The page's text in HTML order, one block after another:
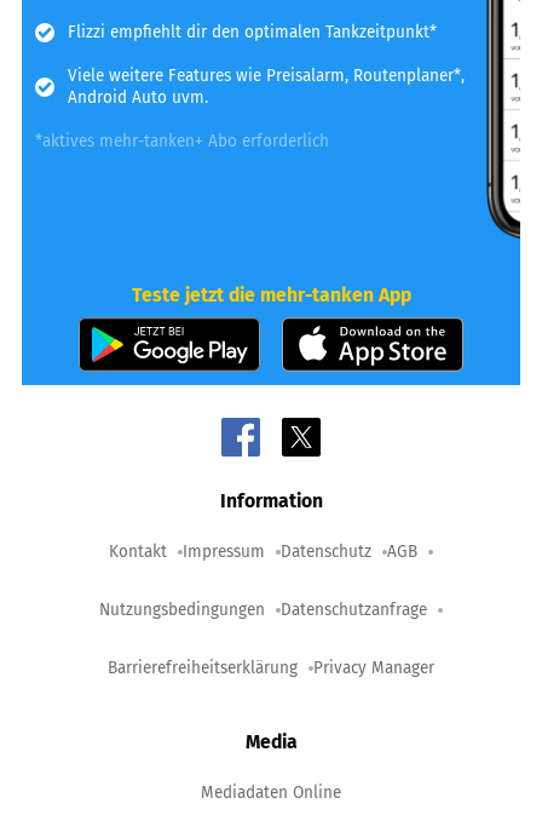
Flizzi empfiehlt dir den optimalen Tankzeitpunkt*
Viele weitere Features wie Preisalarm, Routenplaner*,
Android Auto uvm.
*aktives mehr-tanken+ Abo erforderlich
Teste jetzt die mehr-tanken App
Information
Kontakt Impressum Datenschutz AGB
Nutzungsbedingungen Datenschutzanfrage
Barrierefreiheitserklärung Privacy Manager
Media
Mediadaten Online